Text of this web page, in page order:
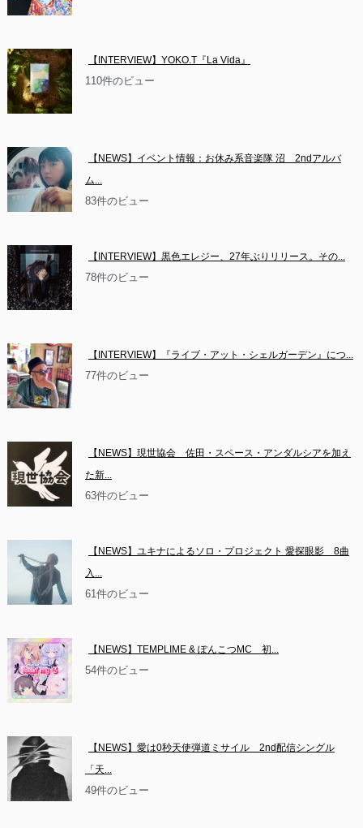
【INTERVIEW】YOKO.T『La Vida』
110件のビュー
【NEWS】イベント情報：お休み系音楽隊 沼　2ndアルバ
ム...
83件のビュー
【INTERVIEW】黒色エレジー、27年ぶりリリース。その...
78件のビュー
【INTERVIEW】『ライブ・アット・シェルガーデン』につ...
77件のビュー
【NEWS】現世協会　佐田・スペース・アンダルシアを加え
た新...
63件のビュー
【NEWS】ユキナによるソロ・プロジェクト 愛探眼影　8曲
入...
61件のビュー
【NEWS】TEMPLIME & ぽんこつMC　初...
54件のビュー
【NEWS】愛は0秒天使弾道ミサイル　2nd配信シングル
「天...
49件のビュー